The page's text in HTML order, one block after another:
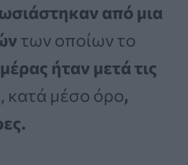
από μια
των οποίων το
ήταν μετά τις
κατά μέσο όρο,